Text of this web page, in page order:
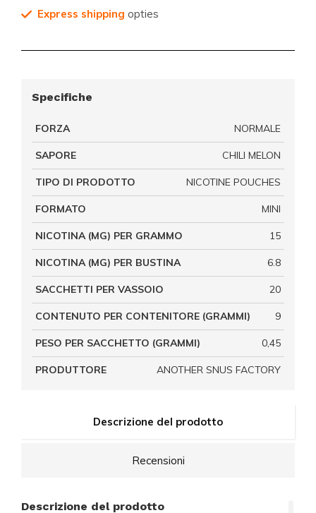
Express shipping opties
Descrizione del prodotto
Recensioni
Descrizione del prodotto
Specifiche
FORZA NORMALE
SAPORE CHILI MELON
TIPO DI PRODOTTO NICOTINE POUCHES
FORMATO MINI
NICOTINA (MG) PER GRAMMO 15
NICOTINA (MG) PER BUSTINA 6.8
SACCHETTI PER VASSOIO 20
CONTENUTO PER CONTENITORE (GRAMMI) 9
PESO PER SACCHETTO (GRAMMI) 0,45
PRODUTTORE ANOTHER SNUS FACTORY